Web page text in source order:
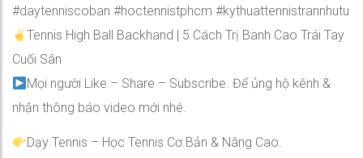
#daytenniscoban #hoctennistphcm #kythuattennistrannhutu
Tennis High Ball Backhand | 5 Cách Trị Banh Cao Trái Tay
Cuối Sân
Mọi người Like – Share – Subscribe. Để ủng hộ kênh &
nhận thông báo video mới nhé.
Dạy Tennis – Học Tennis Cơ Bản & Nâng Cao.